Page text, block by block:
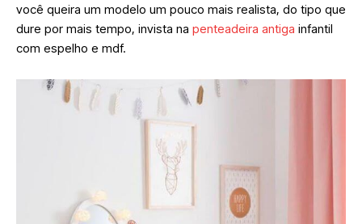
você queira um modelo um pouco mais realista, do tipo que
dure por mais tempo, invista na penteadeira antiga infantil
com espelho e mdf.